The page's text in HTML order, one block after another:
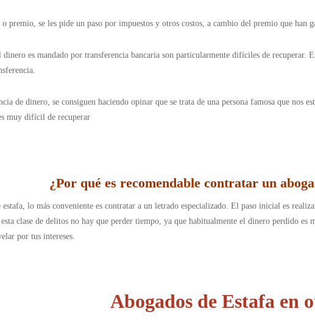
premio, se les pide un paso por impuestos y otros costos, a cambio del premio que han
dinero es mandado por transferencia bancaria son particularmente difíciles de recuperar.
de dinero, se consiguen haciendo opinar que se trata de una persona famosa que
muy difícil de recuperar
¿Por qué es recomendable contratar un
lo más conveniente es contratar a un letrado especializado. El paso inicial es
clase de delitos no hay que perder tiempo, ya que habitualmente el dinero perdido
por tus intereses.
Abogados de Estafa en